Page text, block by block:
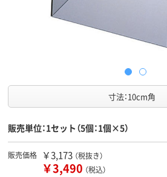
寸法：10cm角
販売単位：1セット（5個：1個×5）
販売価格 ￥3,173 （税抜き）
￥3,490 （税込）